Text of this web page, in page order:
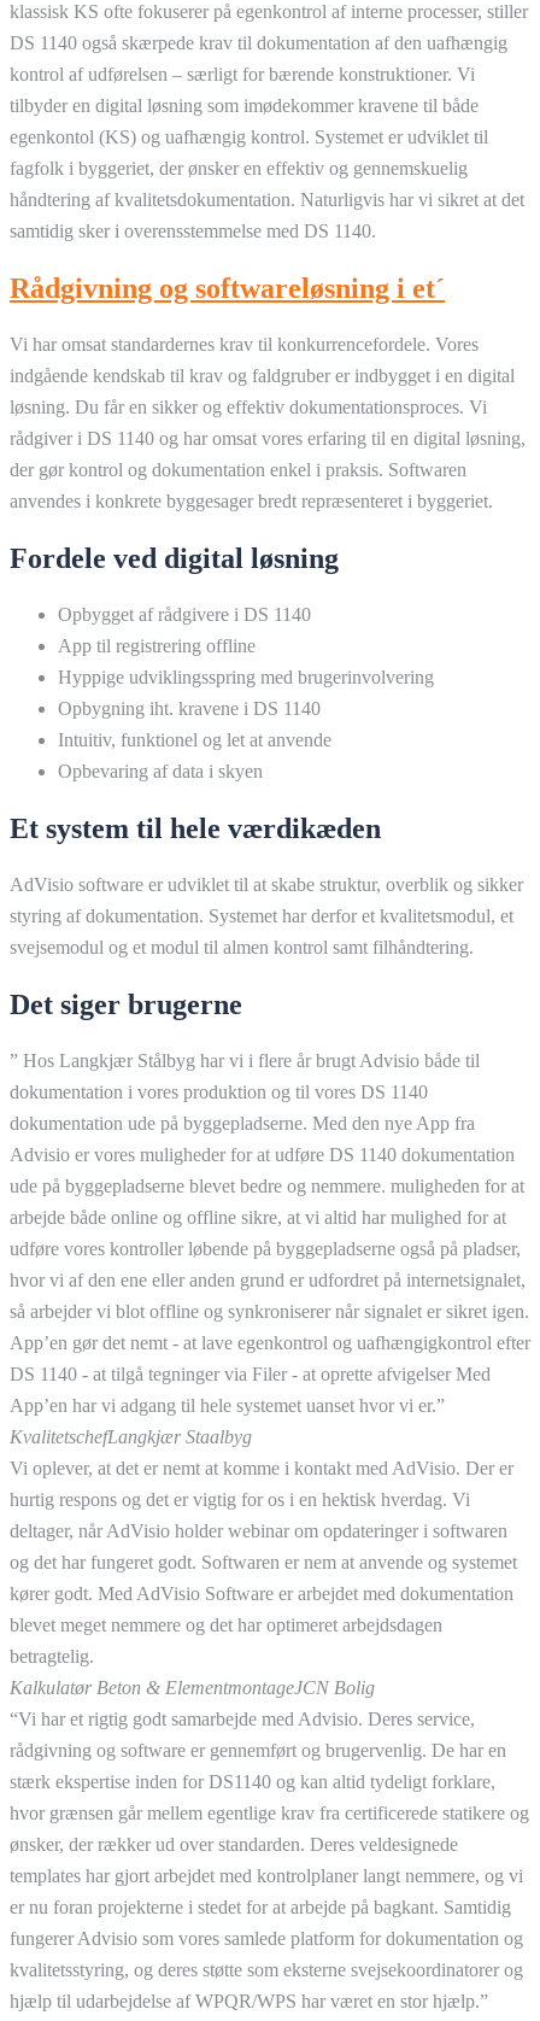
klassisk KS ofte fokuserer på egenkontrol af interne processer, stiller
DS 1140 også skærpede krav til dokumentation af den uafhængig
kontrol af udførelsen – særligt for bærende konstruktioner. Vi
tilbyder en digital løsning som imødekommer kravene til både
egenkontol (KS) og uafhængig kontrol. Systemet er udviklet til
fagfolk i byggeriet, der ønsker en effektiv og gennemskuelig
håndtering af kvalitetsdokumentation. Naturligvis har vi sikret at det
samtidig sker i overensstemmelse med DS 1140.
Rådgivning og softwareløsning i et´
Vi har omsat standardernes krav til konkurrencefordele. Vores
indgående kendskab til krav og faldgruber er indbygget i en digital
løsning. Du får en sikker og effektiv dokumentationsproces. Vi
rådgiver i DS 1140 og har omsat vores erfaring til en digital løsning,
der gør kontrol og dokumentation enkel i praksis. Softwaren
anvendes i konkrete byggesager bredt repræsenteret i byggeriet.
Fordele ved digital løsning
Opbygget af rådgivere i DS 1140
App til registrering offline
Hyppige udviklingsspring med brugerinvolvering
Opbygning iht. kravene i DS 1140
Intuitiv, funktionel og let at anvende
Opbevaring af data i skyen
Et system til hele værdikæden
AdVisio software er udviklet til at skabe struktur, overblik og sikker
styring af dokumentation. Systemet har derfor et kvalitetsmodul, et
svejsemodul og et modul til almen kontrol samt filhåndtering.
Det siger brugerne
” Hos Langkjær Stålbyg har vi i flere år brugt Advisio både til
dokumentation i vores produktion og til vores DS 1140
dokumentation ude på byggepladserne. Med den nye App fra
Advisio er vores muligheder for at udføre DS 1140 dokumentation
ude på byggepladserne blevet bedre og nemmere. muligheden for at
arbejde både online og offline sikre, at vi altid har mulighed for at
udføre vores kontroller løbende på byggepladserne også på pladser,
hvor vi af den ene eller anden grund er udfordret på internetsignalet,
så arbejder vi blot offline og synkroniserer når signalet er sikret igen.
App’en gør det nemt - at lave egenkontrol og uafhængigkontrol efter
DS 1140 - at tilgå tegninger via Filer - at oprette afvigelser Med
App’en har vi adgang til hele systemet uanset hvor vi er.”
KvalitetschefLangkjær Staalbyg
Vi oplever, at det er nemt at komme i kontakt med AdVisio. Der er
hurtig respons og det er vigtig for os i en hektisk hverdag. Vi
deltager, når AdVisio holder webinar om opdateringer i softwaren
og det har fungeret godt. Softwaren er nem at anvende og systemet
kører godt. Med AdVisio Software er arbejdet med dokumentation
blevet meget nemmere og det har optimeret arbejdsdagen
betragtelig.
Kalkulatør Beton & ElementmontageJCN Bolig
“Vi har et rigtig godt samarbejde med Advisio. Deres service,
rådgivning og software er gennemført og brugervenlig. De har en
stærk ekspertise inden for DS1140 og kan altid tydeligt forklare,
hvor grænsen går mellem egentlige krav fra certificerede statikere og
ønsker, der rækker ud over standarden. Deres veldesignede
templates har gjort arbejdet med kontrolplaner langt nemmere, og vi
er nu foran projekterne i stedet for at arbejde på bagkant. Samtidig
fungerer Advisio som vores samlede platform for dokumentation og
kvalitetsstyring, og deres støtte som eksterne svejsekoordinatorer og
hjælp til udarbejdelse af WPQR/WPS har været en stor hjælp.”